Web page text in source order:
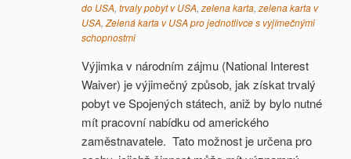
do USA, trvaly pobyt v USA, zelena karta, zelena karta v
USA, Zelená karta v USA pro jednotlivce s vyjímečnými
schopnostmi
Výjimka v národním zájmu (National Interest
Waiver) je výjimečný způsob, jak získat trvalý
pobyt ve Spojených státech, aniž by bylo nutné
mít pracovní nabídku od amerického
zaměstnavatele. Tato možnost je určena pro